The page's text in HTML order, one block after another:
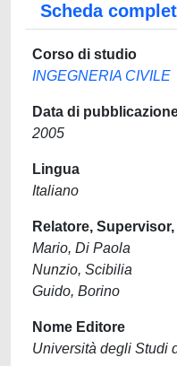
Scheda
Corso di studio
INGEGNERIA CIVILE
Data di
2005
Lingua
Italiano
Relatore,
Mario, Di Paola
Nunzio, Scibilia
Guido, Borino
Nome Editore
Università degli Studi